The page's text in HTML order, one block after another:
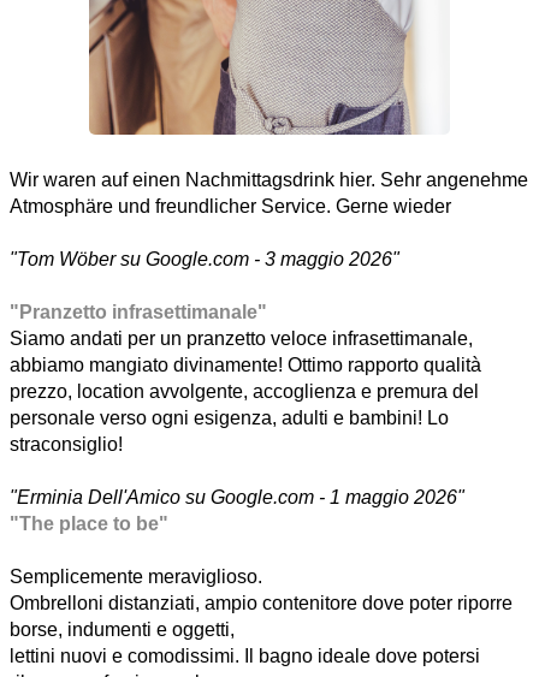
Wir waren auf einen Nachmittagsdrink hier. Sehr angenehme
Atmosphäre und freundlicher Service. Gerne wieder
"Tom Wöber su Google.com - 3 maggio 2026"
"Pranzetto infrasettimanale"
Siamo andati per un pranzetto veloce infrasettimanale,
abbiamo mangiato divinamente! Ottimo rapporto qualità
prezzo, location avvolgente, accoglienza e premura del
personale verso ogni esigenza, adulti e bambini! Lo
straconsiglio!
"Erminia Dell'Amico su Google.com - 1 maggio 2026"
"The place to be"
Semplicemente meraviglioso.
Ombrelloni distanziati, ampio contenitore dove poter riporre
borse, indumenti e oggetti,
lettini nuovi e comodissimi. Il bagno ideale dove potersi